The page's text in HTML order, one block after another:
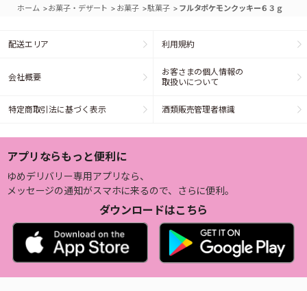
ホーム >お菓子・デザート > お菓子 >駄菓子 > フルタポケモンクッキー６３ｇ
配送エリア 利用規約
会社概要
お客さまの個人情報の
取扱いについて
特定商取引法に基づく表示 酒類販売管理者標識
アプリならもっと便利に
ゆめデリバリー専用アプリなら、
メッセージの通知がスマホに来るので、さらに便利。
ダウンロードはこちら